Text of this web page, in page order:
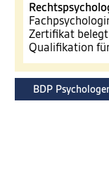
Zertifikat
Qualifikation
BDP